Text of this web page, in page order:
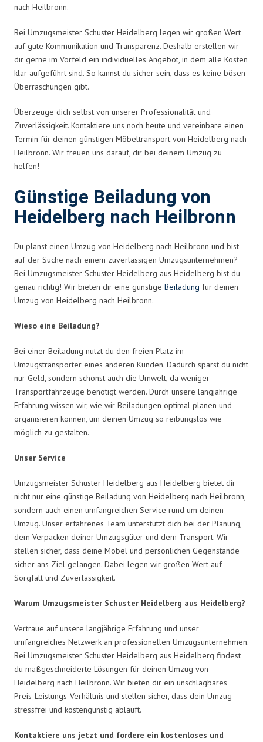
nach Heilbronn.
Bei Umzugsmeister Schuster Heidelberg legen wir großen Wert
auf gute Kommunikation und Transparenz. Deshalb erstellen wir
dir gerne im Vorfeld ein individuelles Angebot, in dem alle Kosten
klar aufgeführt sind. So kannst du sicher sein, dass es keine bösen
Überraschungen gibt.
Überzeuge dich selbst von unserer Professionalität und
Zuverlässigkeit. Kontaktiere uns noch heute und vereinbare einen
Termin für deinen günstigen Möbeltransport von Heidelberg nach
Heilbronn. Wir freuen uns darauf, dir bei deinem Umzug zu
helfen!
Günstige Beiladung von
Heidelberg nach Heilbronn
Du planst einen Umzug von Heidelberg nach Heilbronn und bist
auf der Suche nach einem zuverlässigen Umzugsunternehmen?
Bei Umzugsmeister Schuster Heidelberg aus Heidelberg bist du
genau richtig! Wir bieten dir eine günstige Beiladung für deinen
Umzug von Heidelberg nach Heilbronn.
Wieso eine Beiladung?
Bei einer Beiladung nutzt du den freien Platz im
Umzugstransporter eines anderen Kunden. Dadurch sparst du nicht
nur Geld, sondern schonst auch die Umwelt, da weniger
Transportfahrzeuge benötigt werden. Durch unsere langjährige
Erfahrung wissen wir, wie wir Beiladungen optimal planen und
organisieren können, um deinen Umzug so reibungslos wie
möglich zu gestalten.
Unser Service
Umzugsmeister Schuster Heidelberg aus Heidelberg bietet dir
nicht nur eine günstige Beiladung von Heidelberg nach Heilbronn,
sondern auch einen umfangreichen Service rund um deinen
Umzug. Unser erfahrenes Team unterstützt dich bei der Planung,
dem Verpacken deiner Umzugsgüter und dem Transport. Wir
stellen sicher, dass deine Möbel und persönlichen Gegenstände
sicher ans Ziel gelangen. Dabei legen wir großen Wert auf
Sorgfalt und Zuverlässigkeit.
Warum Umzugsmeister Schuster Heidelberg aus Heidelberg?
Vertraue auf unsere langjährige Erfahrung und unser
umfangreiches Netzwerk an professionellen Umzugsunternehmen.
Bei Umzugsmeister Schuster Heidelberg aus Heidelberg findest
du maßgeschneiderte Lösungen für deinen Umzug von
Heidelberg nach Heilbronn. Wir bieten dir ein unschlagbares
Preis-Leistungs-Verhältnis und stellen sicher, dass dein Umzug
stressfrei und kostengünstig abläuft.
Kontaktiere uns jetzt und fordere ein kostenloses und